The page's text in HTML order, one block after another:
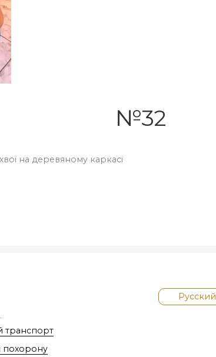
№32
на деревяному каркасі
транспорт
похорону
Русский